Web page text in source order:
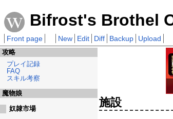
Bifrost's Brothel
Front page New Edit Diff Backup Upload
施設
攻略
プレイ記録
FAQ
スキル考察
魔物娘
奴隷市場